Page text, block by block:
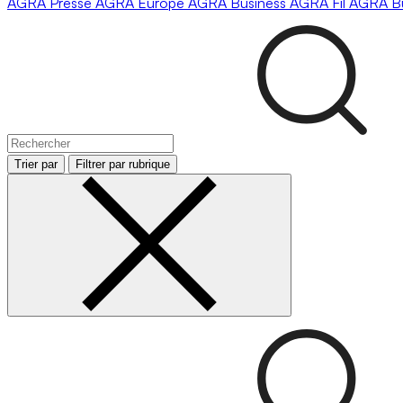
Trier par Filtrer par rubrique